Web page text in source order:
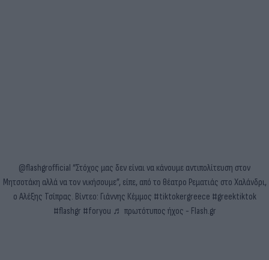
@flashgrofficial “Στόχος μας δεν είναι να κάνουμε αντιπολίτευση στον
Μητσοτάκη αλλά να τον νικήσουμε”, είπε, από το θέατρο Ρεματιάς στο Χαλάνδρι,
ο Αλέξης Τσίπρας. Βίντεο: Γιάννης Κέμμος #tiktokergreece #greektiktok
#flashgr #foryou ♬ πρωτότυπος ήχος - Flash.gr